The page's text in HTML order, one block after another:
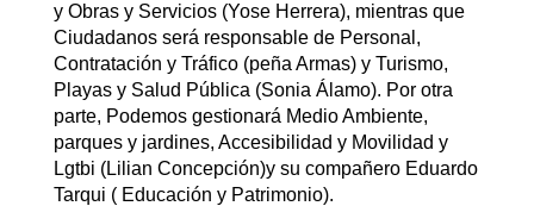
y Obras y Servicios (Yose Herrera), mientras que
Ciudadanos será responsable de Personal,
Contratación y Tráfico (peña Armas) y Turismo,
Playas y Salud Pública (Sonia Álamo). Por otra
parte, Podemos gestionará Medio Ambiente,
parques y jardines, Accesibilidad y Movilidad y
Lgtbi (Lilian Concepción)y su compañero Eduardo
Tarqui ( Educación y Patrimonio).